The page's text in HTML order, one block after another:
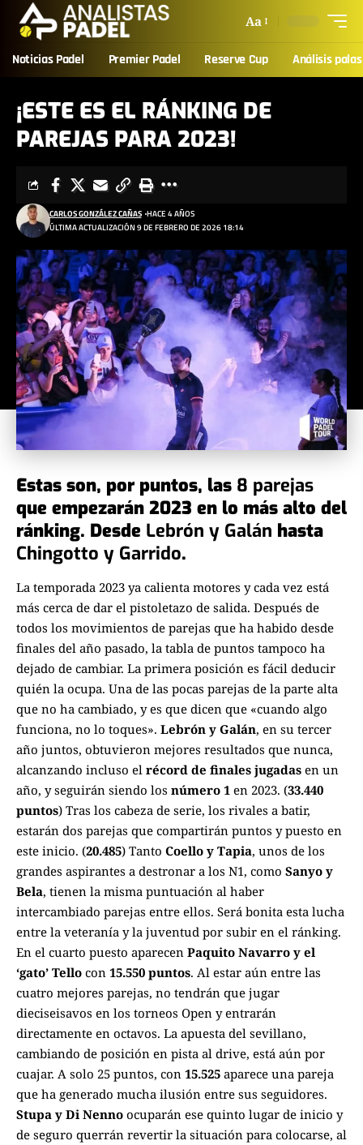
Aa
Noticias Padel Premier Padel Reserve Cup Análisis palas
¡ESTE ES EL RÁNKING DE
PAREJAS PARA 2023!
ÚLTIMA ACTUALIZACIÓN 9 DE FEBRERO DE 2026 18:14
CARLOS GONZÁLEZ CAÑAS HACE 4 AÑOS
Estas son, por puntos, las 8 parejas
que empezarán 2023 en lo más alto del
ránking. Desde Lebrón y Galán hasta
Chingotto y Garrido.
La temporada 2023 ya calienta motores y cada vez está
más cerca de dar el pistoletazo de salida. Después de
todos los movimientos de parejas que ha habido desde
finales del año pasado, la tabla de puntos tampoco ha
dejado de cambiar. La primera posición es fácil deducir
quién la ocupa. Una de las pocas parejas de la parte alta
que no ha cambiado, y es que dicen que «cuando algo
funciona, no lo toques». Lebrón y Galán, en su tercer
año juntos, obtuvieron mejores resultados que nunca,
alcanzando incluso el récord de finales jugadas en un
año, y seguirán siendo los número 1 en 2023. (33.440
puntos) Tras los cabeza de serie, los rivales a batir,
estarán dos parejas que compartirán puntos y puesto en
este inicio. (20.485) Tanto Coello y Tapia, unos de los
grandes aspirantes a destronar a los N1, como Sanyo y
Bela, tienen la misma puntuación al haber
intercambiado parejas entre ellos. Será bonita esta lucha
entre la veteranía y la juventud por subir en el ránking.
En el cuarto puesto aparecen Paquito Navarro y el
‘gato’ Tello con 15.550 puntos. Al estar aún entre las
cuatro mejores parejas, no tendrán que jugar
dieciseisavos en los torneos Open y entrarán
directamente en octavos. La apuesta del sevillano,
cambiando de posición en pista al drive, está aún por
cuajar. A solo 25 puntos, con 15.525 aparece una pareja
que ha generado mucha ilusión entre sus seguidores.
Stupa y Di Nenno ocuparán ese quinto lugar de inicio y
de seguro querrán revertir la situación para colocarse, al